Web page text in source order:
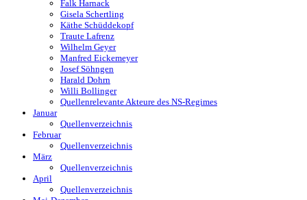
Falk Harnack
Gisela Schertling
Käthe Schüddekopf
Traute Lafrenz
Wilhelm Geyer
Manfred Eickemeyer
Josef Söhngen
Harald Dohrn
Willi Bollinger
Quellenrelevante Akteure des NS-Regimes
Januar
Quellenverzeichnis
Februar
Quellenverzeichnis
März
Quellenverzeichnis
April
Quellenverzeichnis